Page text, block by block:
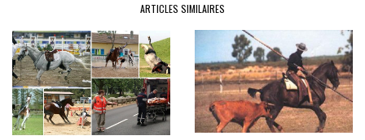
ARTICLES SIMILAIRES